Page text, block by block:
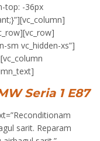
top: -36px
sm vc_hidden-xs”]
Seria 1 E87
sarit. Reparam